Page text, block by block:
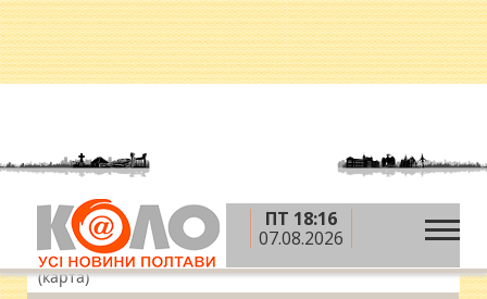
ПТ 18:16
07.08.2026
Головна » Новини » Надзвичайні події
ДТП
у Полтаві: поблизу Огнівки не розминулись 3 авто
(карта)